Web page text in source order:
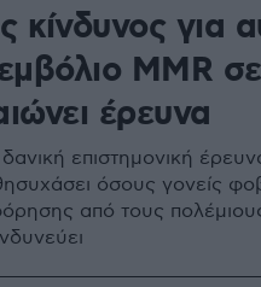
κίνδυνος για
MMR
έρευνα
επιστημονική
όσους γονείς
από τους